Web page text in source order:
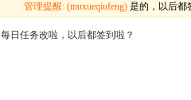
管理提醒: (muxueqiufeng) 是的，以后都
每日任务改啦，以后都签到啦？